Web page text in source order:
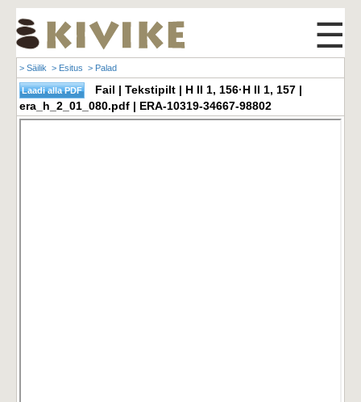
☰
> Säilik > Esitus > Palad
Fail | Tekstipilt | H II 1, 156·H II 1, 157 |
era_h_2_01_080.pdf | ERA-10319-34667-98802